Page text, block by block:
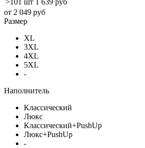
от 2 049 руб
Размер
XL
3XL
4XL
5XL
-
Наполнитель
Классический
Люкс
Классический+PushUp
Люкс+PushUp
-